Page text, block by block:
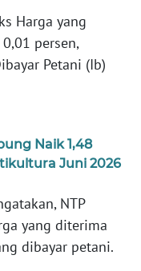
Harga yang
persen,
Petani (Ib)
Naik 1,48
Juni 2026
NTP
yang diterima
dibayar petani.